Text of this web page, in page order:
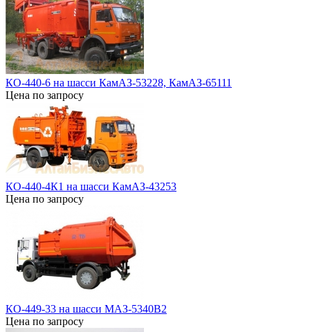
КО-440-6 на шасси КамАЗ-53228, КамАЗ-65111
Цена по запросу
КО-440-4К1 на шасси КамАЗ-43253
Цена по запросу
КО-449-33 на шасси МАЗ-5340В2
Цена по запросу